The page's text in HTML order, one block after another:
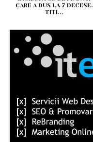
CARE A DUS LA 7 DECESE.
TITI...